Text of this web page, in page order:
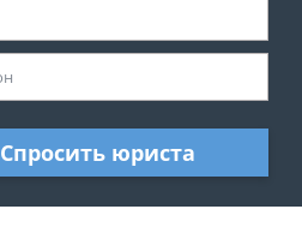
Спросить юриста